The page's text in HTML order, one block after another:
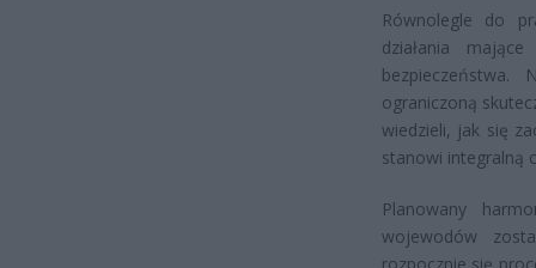
Równolegle do
działania
bezpieczeństwa.
ograniczoną
wiedzieli, jak się
stanowi integralną
Planowany
wojewodów